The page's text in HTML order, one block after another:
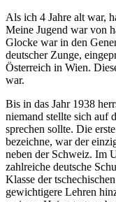
Als ich 4 Jahre alt war,
Meine Jugend war von
Glocke war in den
deutscher Zunge,
Österreich in Wien.
war.
Bis in das Jahr 1938
niemand stellte sich auf
sprechen sollte. Die
bezeichne, war der
neben der Schweiz. Im
zahlreiche deutsche
Klasse der
gewichtigere Lehren